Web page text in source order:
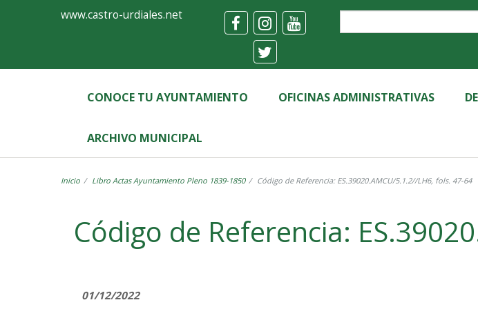
FormularioAyuntamiento
Castro-
Urdiales
www.castro-urdiales.net
CONOCE TU AYUNTAMIENTO OFICINAS ADMINISTRATIVAS
ARCHIVO MUNICIPAL
Inicio Libro Actas Ayuntamiento Pleno 1839-1850 Código de Referencia: ES.39020.AMCU/5.1.2//LH6, fols. 47-64
Código de Referencia:
01/12/2022